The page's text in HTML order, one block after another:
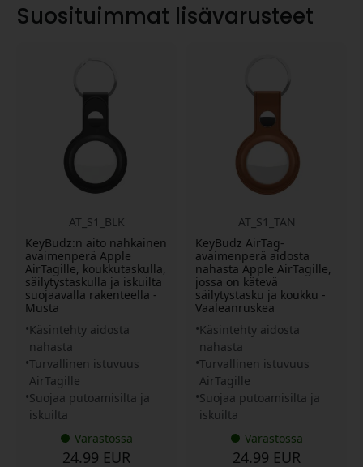
Suosituimmat lisävarusteet
AT_S1_BLK
KeyBudz:n aito nahkainen
avaimenperä Apple
AirTagille, koukkutaskulla,
säilytystaskulla ja iskuilta
suojaavalla rakenteella -
Musta
Käsintehty aidosta
nahasta
Turvallinen istuvuus
AirTagille
Suojaa putoamisilta ja
iskuilta
Varastossa
24.99 EUR
AT_S1_TAN
KeyBudz AirTag-
avaimenperä aidosta
nahasta Apple AirTagille,
jossa on kätevä
säilytystasku ja koukku -
Vaaleanruskea
Käsintehty aidosta
nahasta
Turvallinen istuvuus
AirTagille
Suojaa putoamisilta ja
iskuilta
Varastossa
24.99 EUR